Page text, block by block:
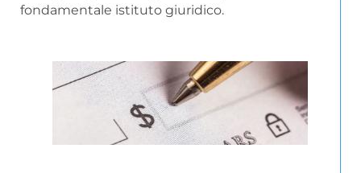
fondamentale istituto giuridico.